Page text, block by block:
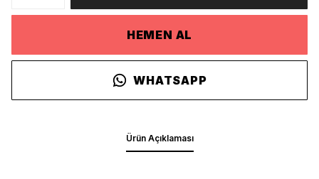
HEMEN AL
WHATSAPP
Ürün Açıklaması